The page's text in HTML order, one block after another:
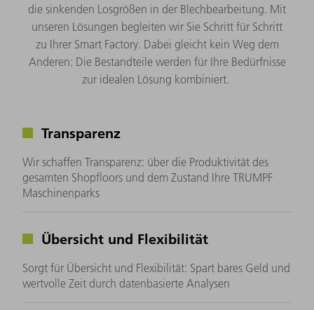
die sinkenden Losgrößen in der Blechbearbeitung. Mit
unseren Lösungen begleiten wir Sie Schritt für Schritt
zu Ihrer Smart Factory. Dabei gleicht kein Weg dem
Anderen: Die Bestandteile werden für Ihre Bedürfnisse
zur idealen Lösung kombiniert. ​
Transparenz
Wir schaffen Transparenz: über die Produktivität des
gesamten Shopfloors und dem Zustand Ihre TRUMPF
Maschinenparks
Übersicht und Flexibilität
Sorgt für Übersicht und Flexibilität: Spart bares Geld und
wertvolle Zeit durch datenbasierte Analysen